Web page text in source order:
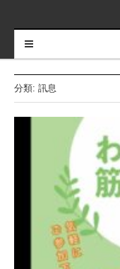
分類: 訊息